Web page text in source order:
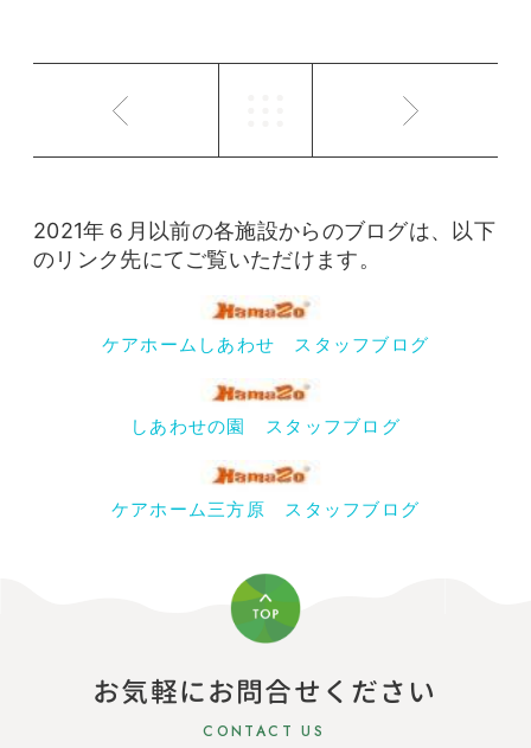
2021年６月以前の各施設からのブログは、以下
のリンク先にてご覧いただけます。
ケアホームしあわせ スタッフブログ
しあわせの園 スタッフブログ
ケアホーム三方原 スタッフブログ
お気軽にお問合せください
CONTACT US